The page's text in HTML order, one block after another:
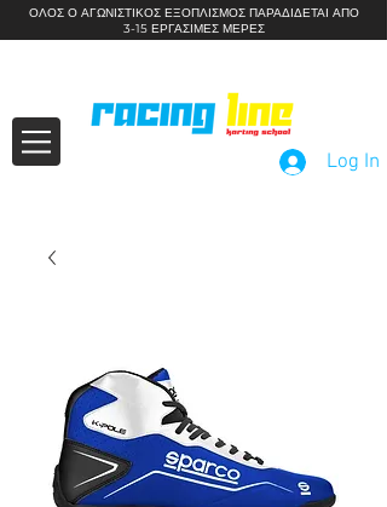
ΟΛΟΣ Ο ΑΓΩΝΙΣΤΙΚΟΣ ΕΞΟΠΛΙΣΜΟΣ ΠΑΡΑΔΙΔΕΤΑΙ ΑΠΟ
3-15 ΕΡΓΑΣΙΜΕΣ ΜΕΡΕΣ
Log In